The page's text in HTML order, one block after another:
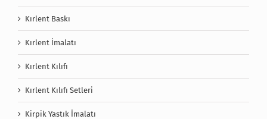
Kırlent Baskı
Kırlent İmalatı
Kırlent Kılıfı
Kırlent Kılıfı Setleri
Kirpik Yastık İmalatı